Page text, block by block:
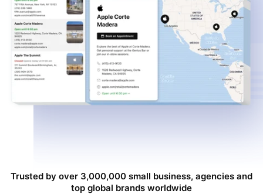
Trusted by over 3,000,000 small business, agencies and
top global brands worldwide